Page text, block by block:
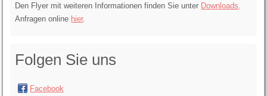
Den Flyer mit weiteren Informationen finden Sie unter Downloads
Anfragen online hier.
Folgen Sie uns
Facebook